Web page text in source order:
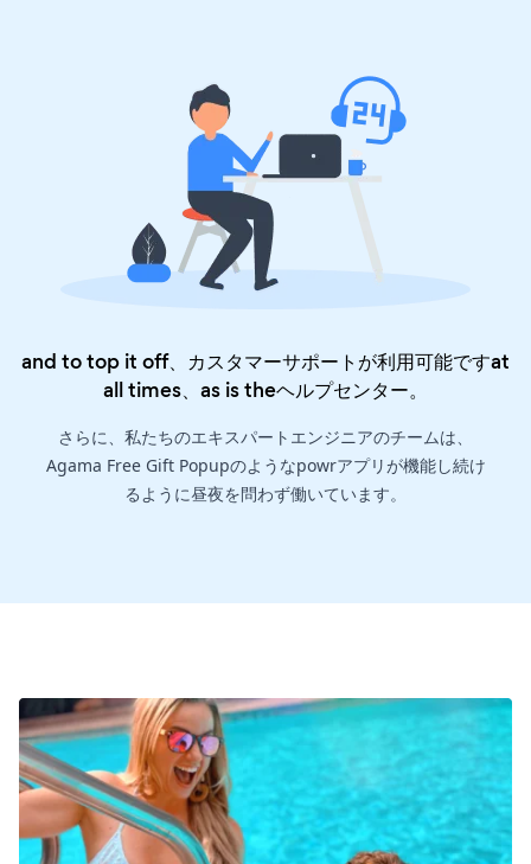
and to top it off、カスタマーサポートが利用可能ですat
all times、as is theヘルプセンター。
さらに、私たちのエキスパートエンジニアのチームは、
Agama Free Gift Popupのようなpowrアプリが機能し続け
るように昼夜を問わず働いています。